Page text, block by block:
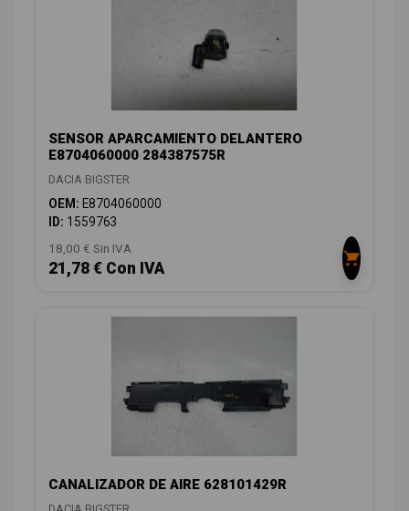
SENSOR APARCAMIENTO DELANTERO
E8704060000 284387575R
DACIA BIGSTER
OEM: E8704060000
ID: 1559763
18,00 € Sin IVA
21,78 € Con IVA
CANALIZADOR DE AIRE 628101429R